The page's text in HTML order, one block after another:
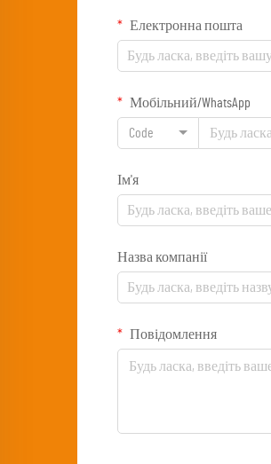
Електронна пошта
Мобільний/WhatsApp
Code
Ім'я
Назва компанії
Повідомлення